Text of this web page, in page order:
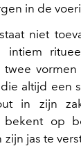
in de
niet
intiem
twee
altijd een
in zijn
op
zijn jas te